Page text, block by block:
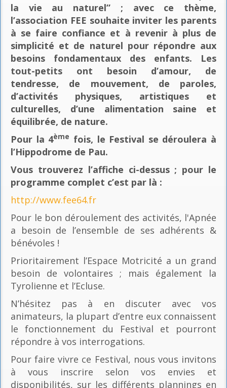
la vie au naturel” ; avec ce thème,
l’association FEE souhaite inviter les parents
à se faire confiance et à revenir à plus de
simplicité et de naturel pour répondre aux
besoins fondamentaux des enfants. Les
tout-petits ont besoin d’amour, de
tendresse, de mouvement, de paroles,
d’activités physiques, artistiques et
culturelles, d’une alimentation saine et
équilibrée, de nature.
Pour la 4ème fois, le Festival se déroulera à
l’Hippodrome de Pau.
Vous trouverez l’affiche ci-dessus ; pour le
programme complet c’est par là :
http://www.fee64.fr
Pour le bon déroulement des activités, l'Apnée
a besoin de l’ensemble de ses adhérents &
bénévoles !
Prioritairement l’Espace Motricité a un grand
besoin de volontaires ; mais également la
Tyrolienne et l’Ecluse.
N’hésitez pas à en discuter avec vos
animateurs, la plupart d’entre eux connaissent
le fonctionnement du Festival et pourront
répondre à vos interrogations.
Pour faire vivre ce Festival, nous vous invitons
à vous inscrire selon vos envies et
disponibilités, sur les différents plannings en